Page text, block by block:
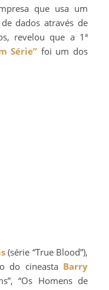
que usa um
dados através de
revelou que a 1ª
Série” foi um dos
(série “True Blood”),
do cineasta Barry
“Os Homens de